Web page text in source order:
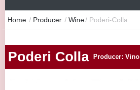
Home / Producer / Wine/ Poderi-Colla
Poderi Colla Producer: Vino